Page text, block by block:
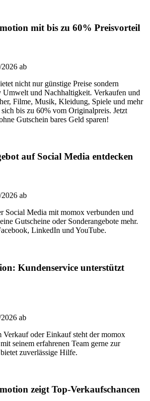
mit bis zu 60% Preisvorteil
ab
nicht nur günstige Preise sondern
Umwelt und Nachhaltigkeit. Verkaufen und
Filme, Musik, Kleidung, Spiele und mehr
bis zu 60% vom Originalpreis. Jetzt
Gutschein bares Geld sparen!
auf Social Media entdecken
ab
Social Media mit momox verbunden und
Gutscheine oder Sonderangebote mehr.
LinkedIn und YouTube.
Kundenservice unterstützt
ab
Verkauf oder Einkauf steht der momox
seinem erfahrenen Team gerne zur
zuverlässige Hilfe.
zeigt Top-Verkaufschancen